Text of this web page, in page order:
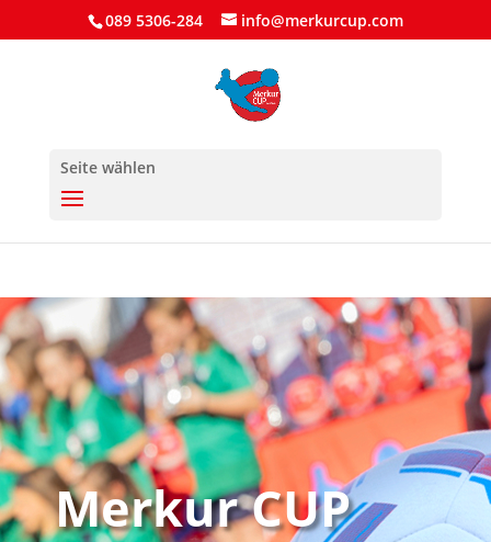
089 5306-284 info@merkurcup.com
Seite wählen
Merkur CUP